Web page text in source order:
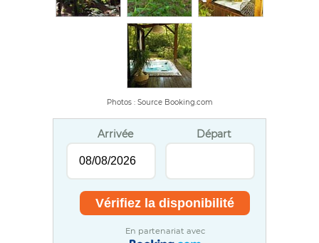
Photos : Source Booking.com
Arrivée Départ
En partenariat avec